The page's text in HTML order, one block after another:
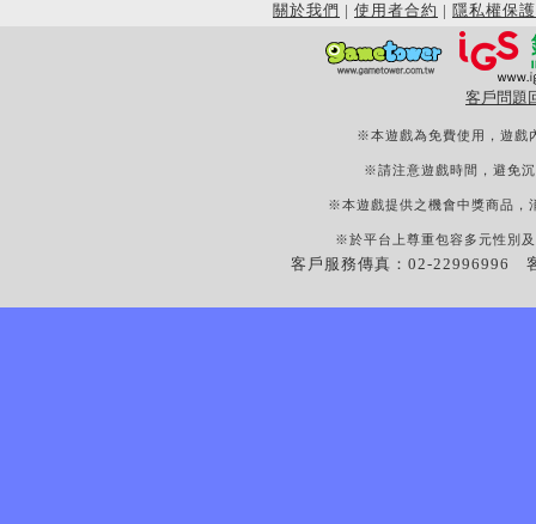
關於我們 | 使用者合約 | 隱私權保護
客戶問題
※本遊戲為免費使用，遊戲
※請注意遊戲時間，避免
※本遊戲提供之機會中獎商品，
※於平台上尊重包容多元性別
客戶服務傳真：02-22996996